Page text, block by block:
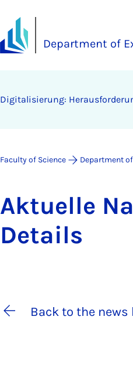
Department of
Digitalisierung:
Faculty of Science Department
Ak­tuelle
De­tails
Back to the